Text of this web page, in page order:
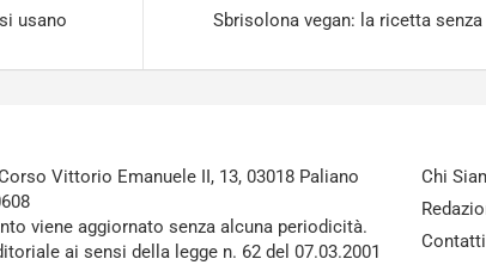
usano Sbrisolona vegan: la ricetta
Vittorio Emanuele II, 13, 03018 Paliano
viene aggiornato senza alcuna periodicità.
ai sensi della legge n. 62 del 07.03.2001
Chi
Contatti